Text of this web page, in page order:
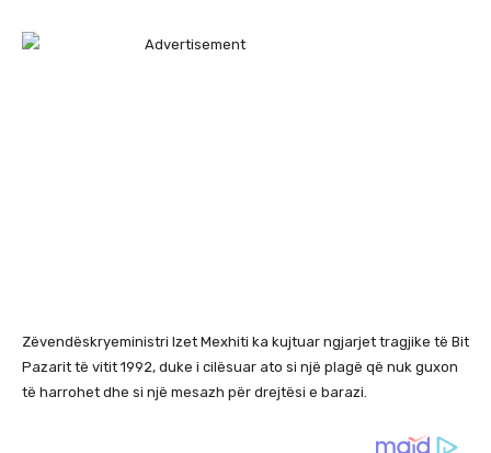
Zëvendëskryeministri Izet Mexhiti ka kujtuar ngjarjet tragjike të Bit
Pazarit të vitit 1992, duke i cilësuar ato si një plagë që nuk guxon
të harrohet dhe si një mesazh për drejtësi e barazi.